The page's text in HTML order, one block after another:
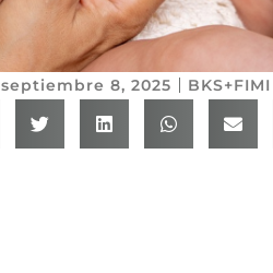
septiembre 8, 2025 BKS+FIMI